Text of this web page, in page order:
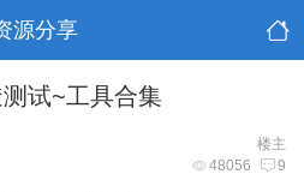
源分享
试~工具合集
楼主
48056 9